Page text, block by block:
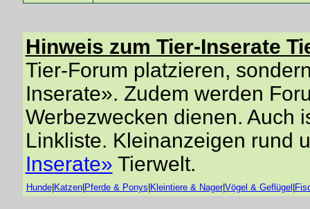
Hinweis zum Tier-Inserate
Tier-Forum platzieren,
Inserate». Zudem werden
Werbezwecken dienen. Auch
Linkliste. Kleinanzeigen rund
Inserate» Tierwelt.
Hunde| Katzen| Pferde & Ponys Kleintiere & Nager|Vögel & Geflügel